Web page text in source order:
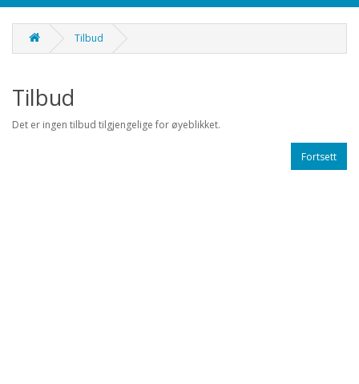
Tilbud
Tilbud
Det er ingen tilbud tilgjengelige for øyeblikket.
Fortsett